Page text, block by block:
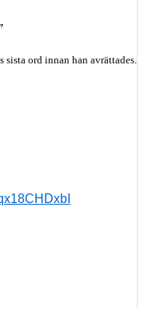
sista ord innan han avrättades.